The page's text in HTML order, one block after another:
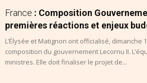
France : Composition
premières réactions et enjeux
L’Élysée et Matignon ont officialisé, dimanche
composition du gouvernement Lecornu II.
ministres. Elle doit finaliser le projet de...